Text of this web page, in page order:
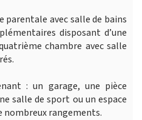
parentale avec salle de bains
disposant d’une
chambre avec salle
: un garage, une pièce
salle de sport ou un espace
nombreux rangements.